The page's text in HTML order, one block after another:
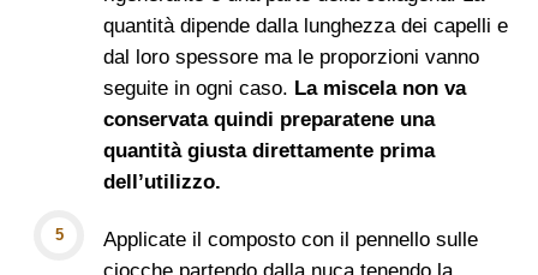
quantità dipende dalla lunghezza dei capelli e
dal loro spessore ma le proporzioni vanno
seguite in ogni caso. La miscela non va
conservata quindi preparatene una
quantità giusta direttamente prima
dell’utilizzo.
Applicate il composto con il pennello sulle